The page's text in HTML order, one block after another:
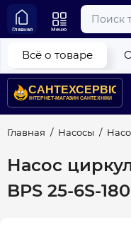
Главная Меню
Главная Насосы
Насос
BPS 25-6S-
Всё о товаре